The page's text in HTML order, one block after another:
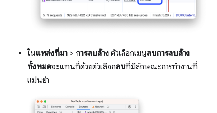
ในแหล่งที่มา > การลบล้าง ตัวเลือกเมนูลบการลบล้าง
ทั้งหมดจะแทนที่ด้วยตัวเลือกลบที่มีลักษณะการทำงานที่
แม่นยำ